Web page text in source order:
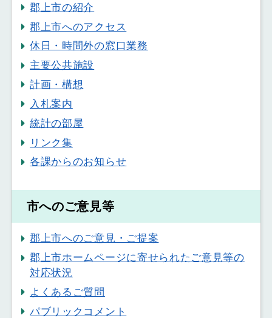
郡上市の紹介
郡上市へのアクセス
休日・時間外の窓口業務
主要公共施設
計画・構想
入札案内
統計の部屋
リンク集
各課からのお知らせ
市へのご意見等
郡上市へのご意見・ご提案
郡上市ホームページに寄せられたご意見等の
対応状況
よくあるご質問
パブリックコメント